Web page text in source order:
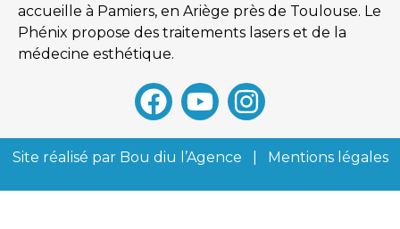
accueille à Pamiers, en Ariège près de Toulouse. Le
Phénix propose des traitements lasers et de la
médecine esthétique.
Site réalisé par Bou diu l’Agence Mentions légales